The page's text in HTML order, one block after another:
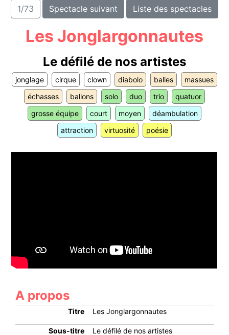
1/73 Spectacle suivant Liste des spectacles
Les Jonglargonnautes
Le défilé de nos artistes
jonglage cirque clown diabolo balles
massues
échasses
ballons solo duo trio
quatuor
grosse équipe
court moyen
déambulation
attraction
virtuosité poésie
A propos
Titre Les Jonglargonnautes
Sous-titre Le défilé de nos artistes